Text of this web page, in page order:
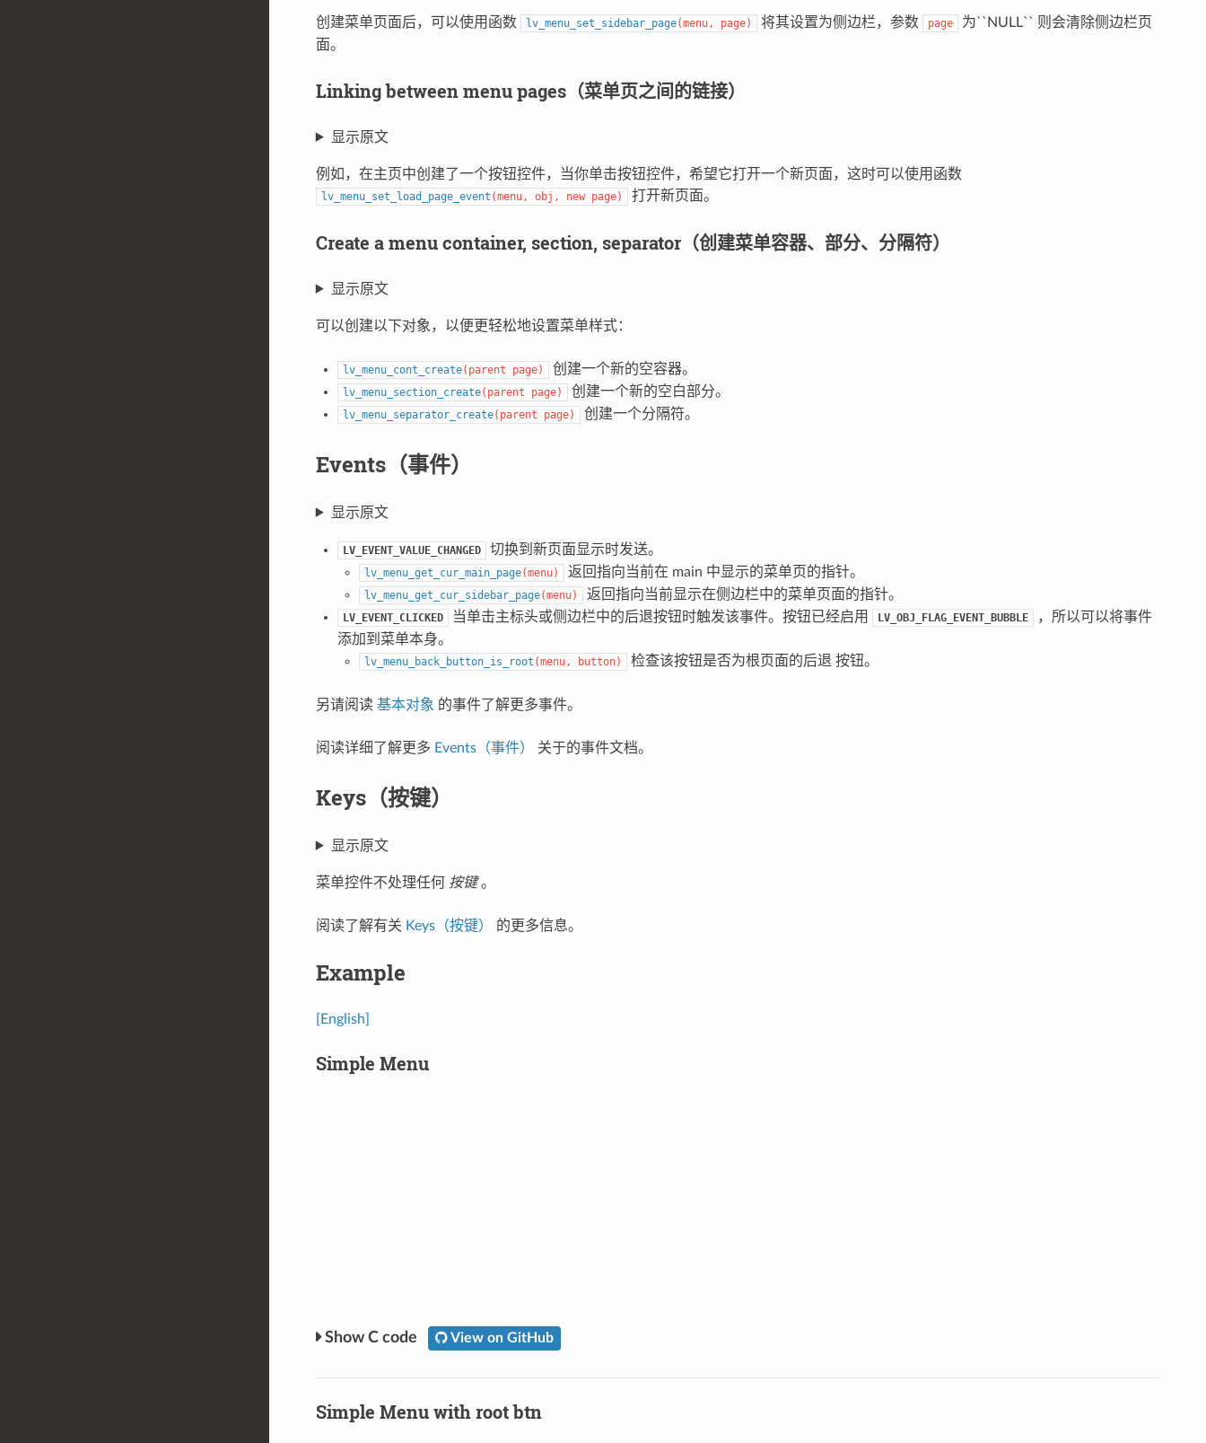
创建菜单页面后，可以使用函数 lv_menu_set_sidebar_page(menu, page) 将其设置为侧边栏，参数 page
为``NULL`` 则会清除侧边栏页
面。
Linking between menu pages（菜单页之间的链接）
显示原文
例如，在主页中创建了一个按钮控件，当你单击按钮控件，希望它打开一个新页面，这时可以使用函数
lv_menu_set_load_page_event (menu, obj , new page) 打开新页面。
Create a menu container, section, separator（创建菜单容器、部分、分隔符）
显示原文
可以创建以下对象，以便更轻松地设置菜单样式：
lv_menu_cont_create( parent page) 创建一个新的空容器。
lv_menu_section_create( parent page) 创建一个新的空白部分。
lv_menu_separator_create( parent page) 创建一个分隔符。
Events（事件）
显示原文
LV_EVENT_VALUE_CHANGED 切换到新页面显示时发送。
lv_menu_get_cur_main_page(menu) 返回指向当前在 main 中显示的菜单页的指针。
lv_menu_get_cur_sidebar_page(menu) 返回指向当前显示在侧边栏中的菜单页面的指针。
LV_EVENT_CLICKED 当单击主标头或侧边栏中的后退按钮时触发该事件。按钮已经启用 LV_OBJ_FLAG_EVENT_BUBBLE
，所以可以将事件
添加到菜单本身。
lv_menu_back_button_is_root (menu, button) 检查该按钮是否为根页面的后退 按钮。
另请阅读 基本对象 的事件了解更多事件。
阅读详细了解更多 Events（事件） 关于的事件文档。
Keys（按键）
显示原文
菜单控件不处理任何 按键。
阅读了解有关 Keys（按键） 的更多信息。
Example
[English]
Simple Menu
C code View on GitHub
Simple Menu with root btn